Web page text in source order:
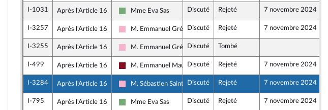
I-1031 Après l'Article 16
Écologiste et Social
Mme Eva Sas Discuté Rejeté 7 novembre 2024
I-3257 Après l'Article 16
Socialistes et apparentés
M. Emmanuel GrégoireDiscuté Rejeté 7 novembre 2024
I-3255 Après l'Article 16
Socialistes et apparentés
M. Emmanuel GrégoireDiscuté Tombé
I-499 Après l'Article 16
Gauche Démocrate et Républicaine
M. Emmanuel MaurelDiscuté Rejeté 7 novembre 2024
I-3284 Après l'Article 16
Socialistes et apparentés
M. Sébastien Saint-Pasteur
Discuté Rejeté 7 novembre 2024
I-795 Après l'Article 16
Écologiste et Social
Mme Eva Sas Discuté Rejeté 7 novembre 2024